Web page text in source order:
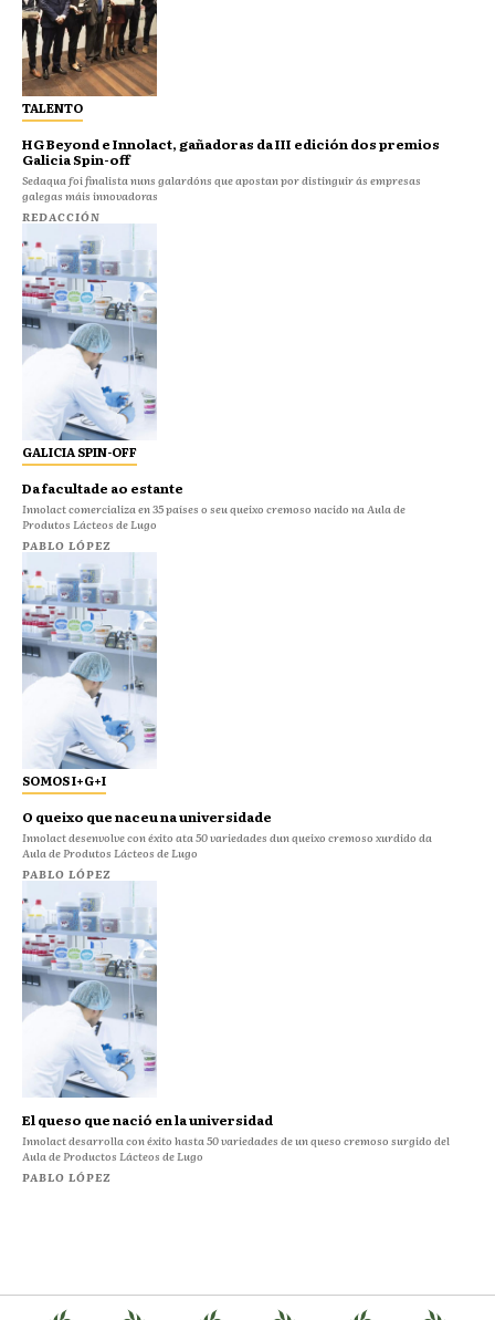
TALENTO
HG Beyond e Innolact, gañadoras da III edición dos premios
Galicia Spin-off
Sedaqua foi finalista nuns galardóns que apostan por distinguir ás empresas
galegas máis innovadoras
REDACCIÓN
GALICIA SPIN-OFF
Da facultade ao estante
Innolact comercializa en 35 países o seu queixo cremoso nacido na Aula de
Produtos Lácteos de Lugo
PABLO LÓPEZ
SOMOS I+G+I
O queixo que naceu na universidade
Innolact desenvolve con éxito ata 50 variedades dun queixo cremoso xurdido da
Aula de Produtos Lácteos de Lugo
PABLO LÓPEZ
El queso que nació en la universidad
Innolact desarrolla con éxito hasta 50 variedades de un queso cremoso surgido del
Aula de Productos Lácteos de Lugo
PABLO LÓPEZ